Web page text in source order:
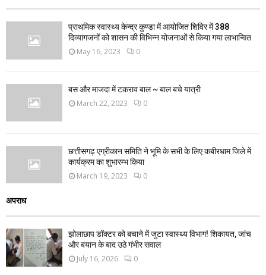
प्राथमिक स्वास्थ्य केन्द्र कुण्डा में आयोजित शिविर में 388
दिव्यागजनों को शासन की विभिन्न योजनाओं से किया गया लाभान्वित
May 16, 2023 0
बस और माजदा में टकराव बाल ~ बाल बचे यात्री
March 22, 2023 0
छत्तीसगढ़ एग्रीकान समिति ने भूमि के सभी के लिए कबीरधाम जिले में
कार्यक्रम का शुभारम्भ किया
March 19, 2023 0
अपराध
झोलाछाप डॉक्टर को बचाने में जुटा स्वास्थ्य विभाग! शिकायत, जांच
और बयान के बाद उठे गंभीर सवाल
July 16, 2026 0